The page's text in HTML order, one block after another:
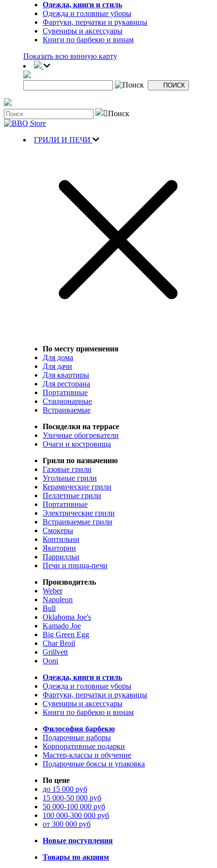
Одежда, книги и стиль
Одежда и головные уборы
Фартуки, перчатки и рукавицы
Сувениры и аксессуары
Книги по барбекю и винам
Показать всю винную карту
ГРИЛИ И ПЕЧИ
По месту применения
Для дома
Для дачи
Для квартиры
Для ресторана
Портативные
Стационарные
Встраиваемые
Посиделки на террасе
Уличные обогреватели
Очаги и костровища
Грили по назначению
Газовые грили
Угольные грили
Керамические грили
Пеллетные грили
Портативные
Электрические грили
Встраиваемые грили
Смокеры
Коптильни
Якитории
Паррилльи
Печи и пицца-печи
Производитель
Weber
Napoleon
Bull
Oklahoma Joe's
Kamado Joe
Big Green Egg
Char Broil
Grillvett
Ooni
Одежда, книги и стиль
Одежда и головные уборы
Фартуки, перчатки и рукавицы
Сувениры и аксессуары
Книги по барбекю и винам
Философия барбекю
Подарочные наборы
Корпоративные подарки
Мастер-классы и обучение
Подарочные боксы и упаковка
По цене
до 15 000 руб
15 000-50 000 руб
50 000-100 000 руб
100 000-300 000 руб
от 300 000 руб
Новые поступления
Товары по акциям